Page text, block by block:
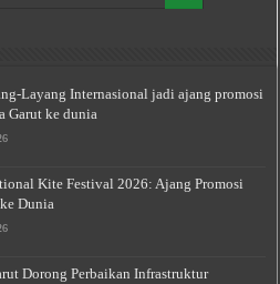
Layang Internasional jadi ajang promosi
Garut ke dunia
Kite Festival 2026: Ajang Promosi
Dunia
Dorong Perbaikan Infrastruktur